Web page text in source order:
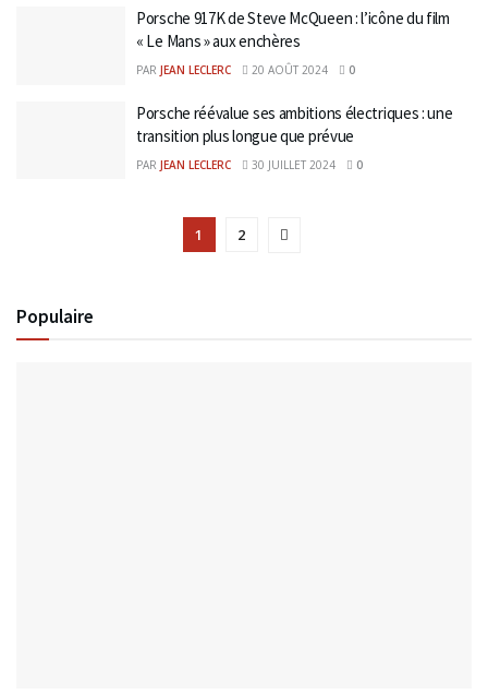
Porsche 917K de Steve McQueen : l’icône du film
« Le Mans » aux enchères
PAR JEAN LECLERC 20 AOÛT 2024 0
Porsche réévalue ses ambitions électriques : une
transition plus longue que prévue
PAR JEAN LECLERC 30 JUILLET 2024 0
1 2
Populaire